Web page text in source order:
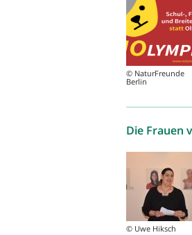
© NaturFreunde
Berlin
Die Frauen
© Uwe Hiksch